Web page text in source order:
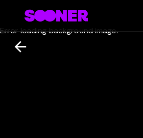
Error loading background image.